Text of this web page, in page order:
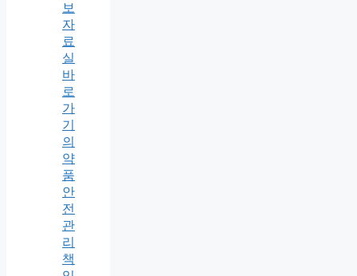
보
자
료
실
바
로
가
기
의
약
품
안
전
관
리
책